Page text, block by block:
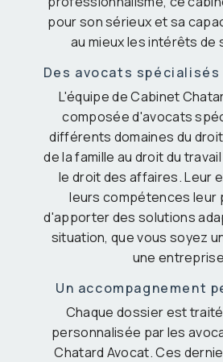
pour son sérieux et sa
au mieux les intérêts de
Des avocats spécialisés
L'équipe de Cabinet
composée d'avocats
différents domaines du
de la famille au droit du
le droit des affaires. Leur
leurs compétences leur
d'apporter des solutions
situation, que vous soyez
une
Un accompagnement
Chaque dossier est
personnalisée par les
Chatard Avocat. Ces